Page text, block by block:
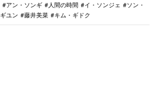
アン・ソンギ
人間の時間 イ・ソンジェ
ソン・
ギユン
藤井美菜 キム・ギドク